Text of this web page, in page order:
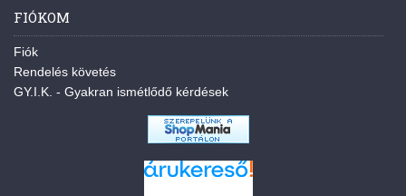
FIÓKOM
Fiók
Rendelés követés
GY.I.K. - Gyakran ismétlődő kérdések